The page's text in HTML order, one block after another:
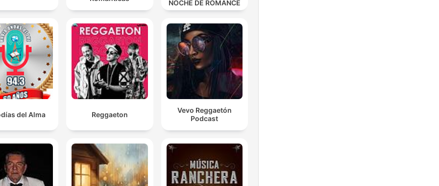
NOCHE DE ROMANCE
del Alma Reggaeton
Vevo Reggaetón
Podcast